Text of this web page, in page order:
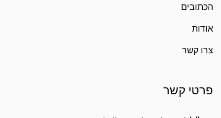
הכתובים
אודות
צרו קשר
פרטי קשר